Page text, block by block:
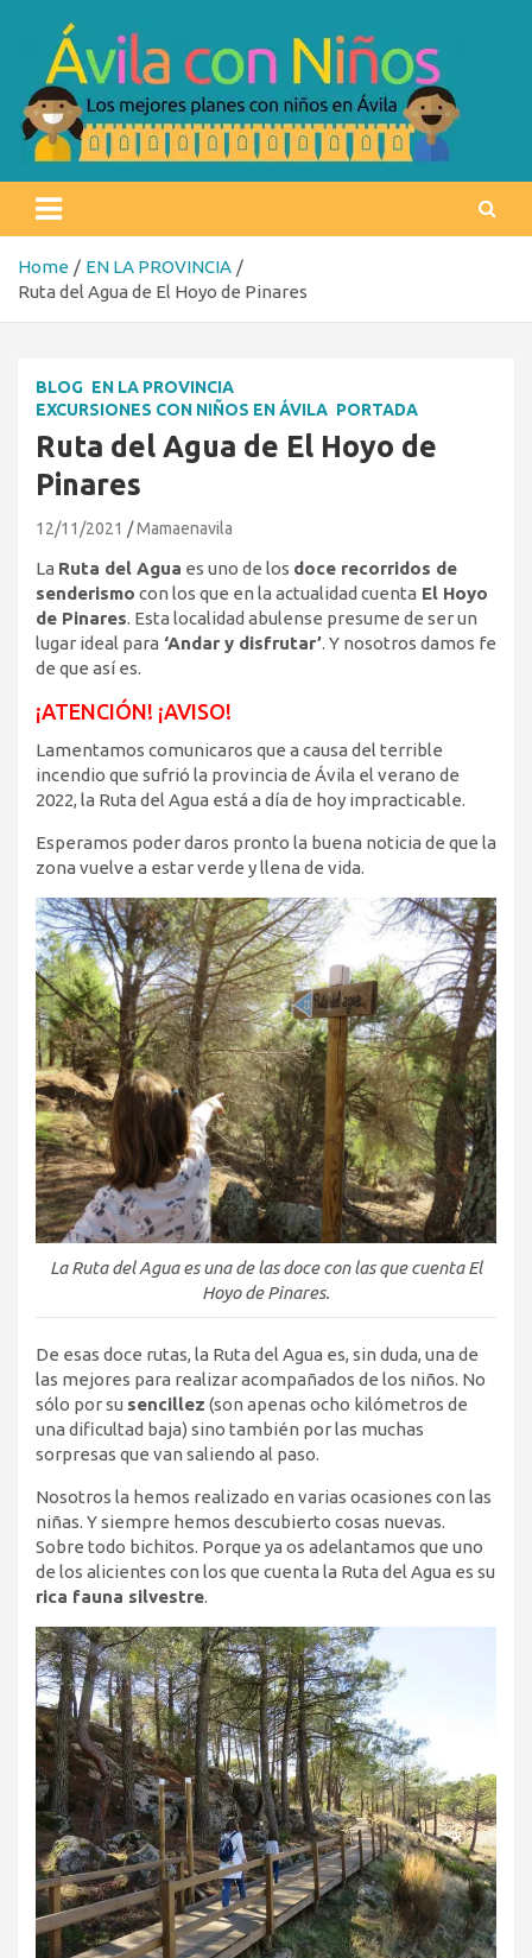
content
Ávila con niños
Home
EN LA PROVINCIA
Ruta del Agua de El Hoyo de Pinares
BLOG EN LA PROVINCIA
EXCURSIONES CON NIÑOS EN ÁVILA PORTADA
Ruta del Agua de El Hoyo de
Pinares
12/11/2021 Mamaenavila
La Ruta del Agua es uno de los doce recorridos de
senderismo con los que en la actualidad cuenta El Hoyo
de Pinares. Esta localidad abulense presume de ser un
lugar ideal para ‘Andar y disfrutar’. Y nosotros damos fe
de que así es.
¡ATENCIÓN! ¡AVISO!
Lamentamos comunicaros que a causa del terrible
incendio que sufrió la provincia de Ávila el verano de
2022, la Ruta del Agua está a día de hoy impracticable.
Esperamos poder daros pronto la buena noticia de que la
zona vuelve a estar verde y llena de vida.
La Ruta del Agua es una de las doce con las que cuenta El
Hoyo de Pinares.
De esas doce rutas, la Ruta del Agua es, sin duda, una de
las mejores para realizar acompañados de los niños. No
sólo por su sencillez (son apenas ocho kilómetros de
una dificultad baja) sino también por las muchas
sorpresas que van saliendo al paso.
Nosotros la hemos realizado en varias ocasiones con las
niñas. Y siempre hemos descubierto cosas nuevas.
Sobre todo bichitos. Porque ya os adelantamos que uno
de los alicientes con los que cuenta la Ruta del Agua es su
rica fauna silvestre.